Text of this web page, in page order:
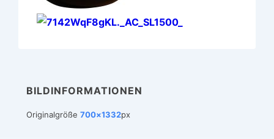
BILDINFORMATIONEN
Originalgröße 700×1332px